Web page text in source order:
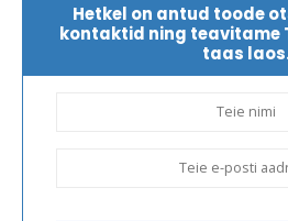
Hetkel on antud toode
kontaktid ning teavitame
taas